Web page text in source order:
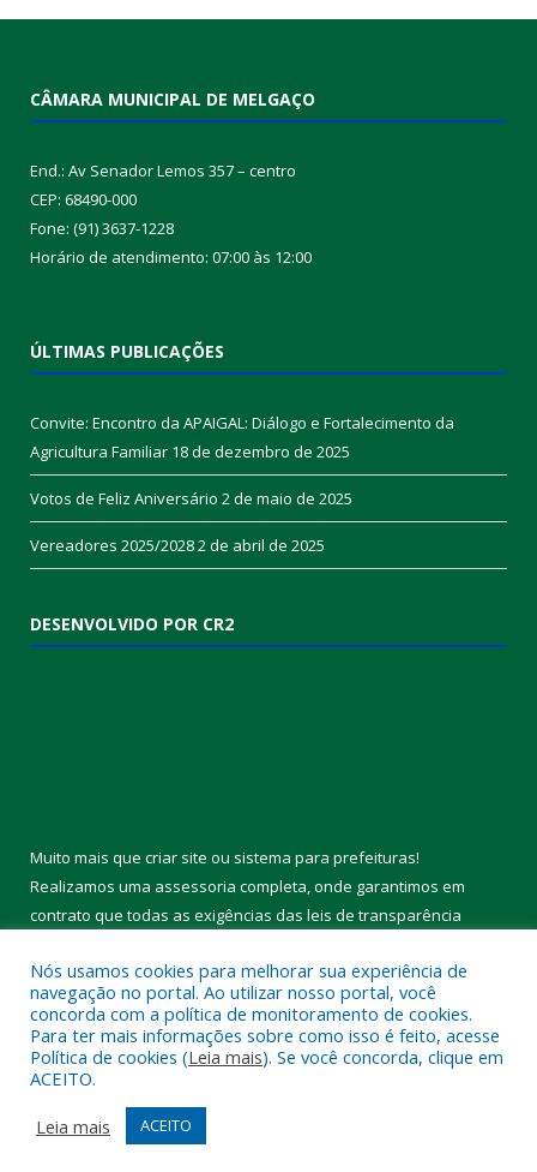
CÂMARA MUNICIPAL DE MELGAÇO
End.: Av Senador Lemos 357 – centro
CEP: 68490-000
Fone: (91) 3637-1228
Horário de atendimento: 07:00 às 12:00
ÚLTIMAS PUBLICAÇÕES
Convite: Encontro da APAIGAL: Diálogo e Fortalecimento da
Agricultura Familiar 18 de dezembro de 2025
Votos de Feliz Aniversário 2 de maio de 2025
Vereadores 2025/20282 de abril de 2025
DESENVOLVIDO POR CR2
Muito mais que criar site ou sistema para prefeituras!
Realizamos uma assessoria completa, onde garantimos em
contrato que todas as exigências das leis de transparência
Conheça oPNTPe oRadar da Transparência Pública
Todos os direitos reservados a Câmara Municipal de Melgaço.
Nós usamos cookies para melhorar sua experiência de
navegação no portal. Ao utilizar nosso portal, você
concorda com a política de monitoramento de cookies.
Para ter mais informações sobre como isso é feito, acesse
Política de cookies (Leia mais). Se você concorda, clique em
ACEITO.
Leia mais
ACEITO